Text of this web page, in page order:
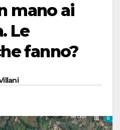
mano ai
Le
fanno?